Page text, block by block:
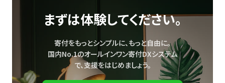
まずは体験してください。
寄付をもっとシンプルに、もっと自由に。
国内No.1のオールインワン寄付DXシステム
で、支援をはじめましょう。